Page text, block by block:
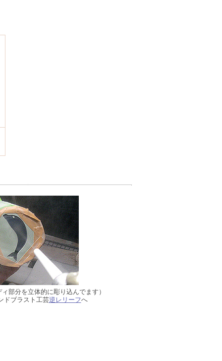
部分を立体的に彫り込んでます）
ドブラスト工芸逆レリーフへ